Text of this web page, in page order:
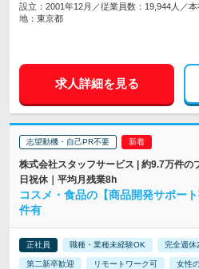
設立：2001年12月／従業員数：19,944人／
地：東京都
求人詳細を見る
志望動機・自己PR不要
株式会社スタッフサービス | 約9.7万件の
日祝休｜平均月残業8h
コスメ・食品の【商品開発サポー
件有
正社員 職種・業種未経験OK 完全週休
第二新卒歓迎 リモートワーク可 女性